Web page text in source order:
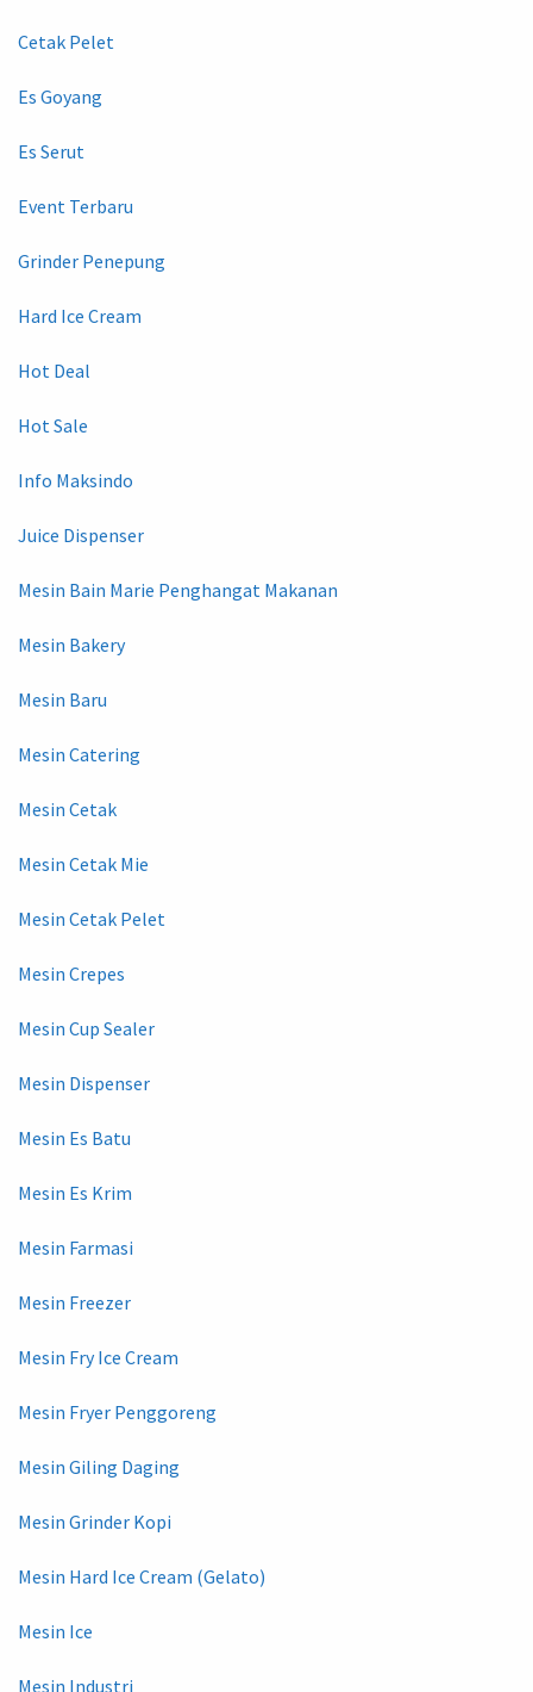
Cetak Pelet
Es Goyang
Es Serut
Event Terbaru
Grinder Penepung
Hard Ice Cream
Hot Deal
Hot Sale
Info Maksindo
Juice Dispenser
Mesin Bain Marie Penghangat Makanan
Mesin Bakery
Mesin Baru
Mesin Catering
Mesin Cetak
Mesin Cetak Mie
Mesin Cetak Pelet
Mesin Crepes
Mesin Cup Sealer
Mesin Dispenser
Mesin Es Batu
Mesin Es Krim
Mesin Farmasi
Mesin Freezer
Mesin Fry Ice Cream
Mesin Fryer Penggoreng
Mesin Giling Daging
Mesin Grinder Kopi
Mesin Hard Ice Cream (Gelato)
Mesin Ice
Mesin Industri